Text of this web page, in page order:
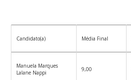
Candidato(a) Média Final
Manuela Marques
Lalane Nappi
9,00